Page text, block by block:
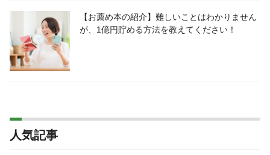
【お薦め本の紹介】難しいことはわかりません
が、1億円貯める方法を教えてください！
人気記事